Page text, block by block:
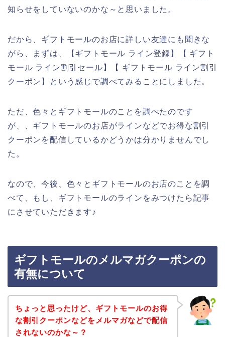
知らせをしていないのかな～と思いました。
だから、ギフトモールのお店に詳しい友達にも聞きな
がら、まずは、【ギフトモール ライン登録】【 ギフト
モール ライン割引セール】【 ギフトモール ライン割引
クーポン】という感じで調べてみることにしました。
ただ、色々とギフトモールのことを調べたのです
が、、ギフトモールのお店がラインなどでお得な割引
クーポンを配信しているかどうかは分かりませんでし
た。
なので、今後、色々とギフトモールのお店のことを調
べて、もし、ギフトモールのラインをみつけたら記事
にさせていただきます♪
ギフトモールのメルマガクーポンの
有無について
ちょっと思ったけど、ギフトモールのお得
な割引クーポンなどをメルマガなどで配信
されないのかな～？